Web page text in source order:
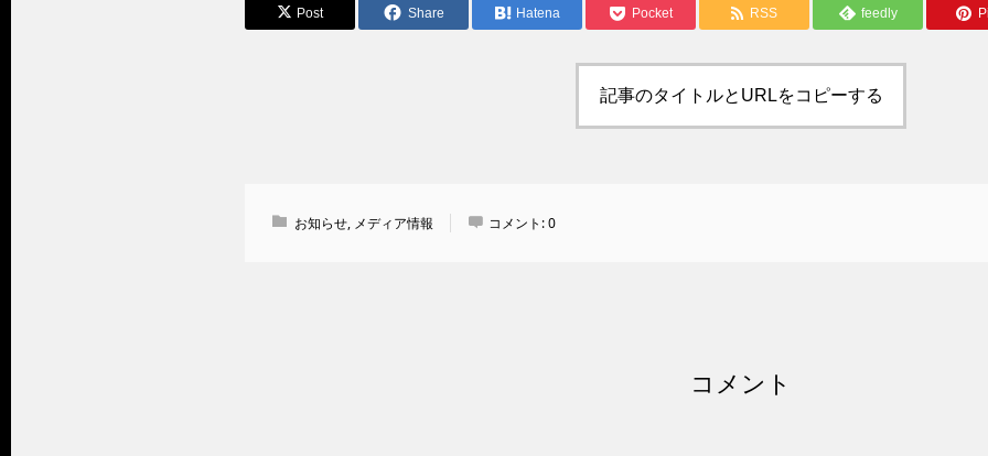
Post Share Hatena Pocket RSS feedly
記事のタイトルとURLをコピーする
お知らせ, メディア情報 コメント:0
コメント